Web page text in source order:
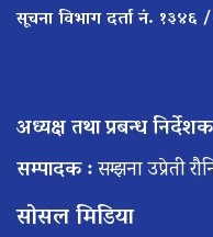
सूचना विभाग दर्ता नं.
अध्यक्ष तथा प्रबन्ध
सम्पादक :सम्झना उप्रेती
सोसल मिडिया